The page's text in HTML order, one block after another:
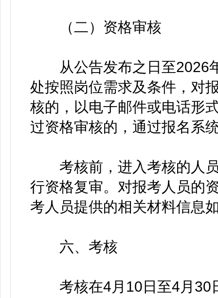
（二）资格审核
从公告发布之日至2026
处按照岗位需求及条件，对
核的，以电子邮件或电话形
过资格审核的，通过报名系
考核前，进入考核的人员
行资格复审。对报考人员的
考人员提供的相关材料信息
六、考核
考核在4月10日至4月30